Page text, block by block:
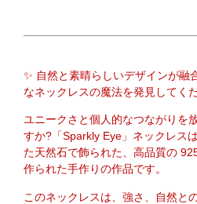
✨ 自然と素晴らしいデザインが融
なネックレスの魔法を発見してく
ユニークさと個人的なつながりを
すか?「Sparkly Eye」ネックレス
た天然石で飾られた、高品質の
作られた手作りの作品です。
このネックレスは、強さ、自然と